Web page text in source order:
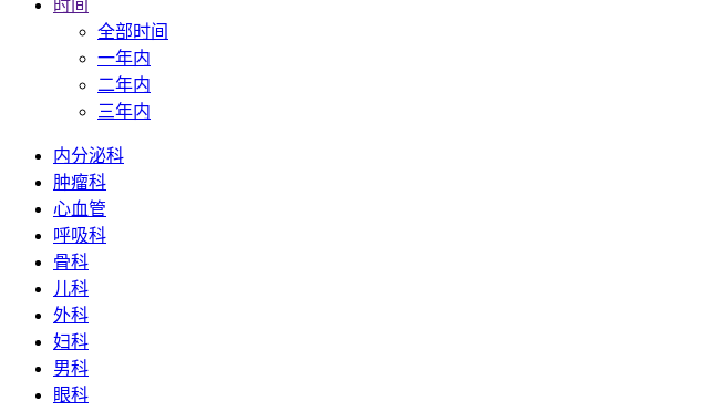
时间
全部时间
一年内
二年内
三年内
内分泌科
肿瘤科
心血管
呼吸科
骨科
儿科
外科
妇科
男科
眼科